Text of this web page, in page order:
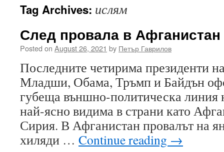
Tag Archives: ислям
След провала в Афганистан
Posted on August 26, 2021 by Петър Гаврилов
Последните четирима президенти
Младши, Обама, Тръмп и Байдън
губеща външно-политическа
най-ясно видима в страни като
Сирия. В Афганистан провалът на
хиляди … Continue reading →